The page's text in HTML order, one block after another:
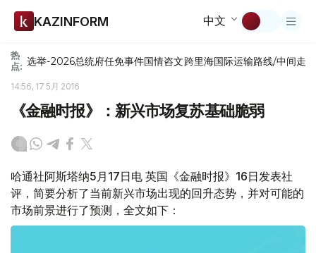
KAZINFORM 中文
热
点: 选举-2026总统府任免事件国情咨文跨里海国际运输路线/中间走廊
14:56, 17 5月 2016
《金融时报》：新兴市场复苏基础脆弱
哈通社阿斯塔纳5月17日电 英国《金融时报》16日发表社
评，简要分析了当前新兴市场出现的回升态势，并对可能的
市场前景进行了预测，全文如下：